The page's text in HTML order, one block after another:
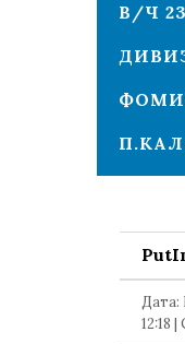
В/Ч
Дата:
12:18